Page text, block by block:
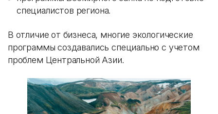
специалистов региона.
В отличие от бизнеса, многие экологические
программы создавались специально с учетом
проблем Центральной Азии.